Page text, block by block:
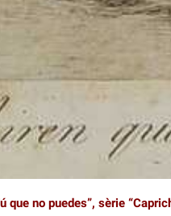
sembla d’allò més
que el va deixar
dificultats de
dos dies abans que
vegada en les
en dues peces.
que no puedes”, sèrie